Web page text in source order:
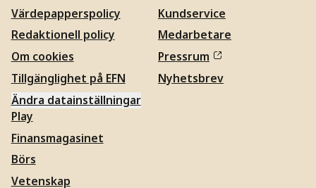
Värdepapperspolicy
Redaktionell policy
Om cookies
Tillgänglighet på EFN
Ändra datainställningar
Kundservice
Medarbetare
Pressrum
Nyhetsbrev
Play
Finansmagasinet
Börs
Vetenskap